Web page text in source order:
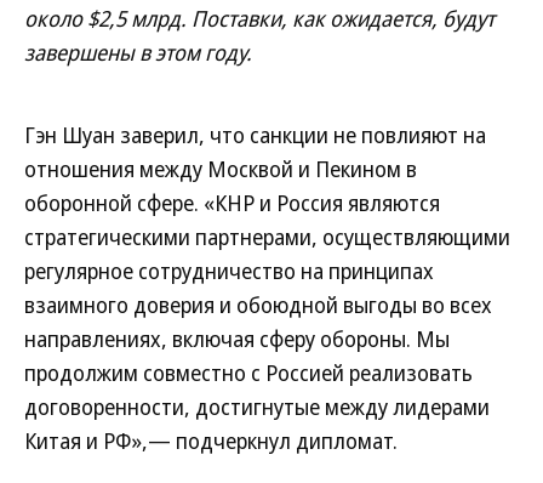
около $2,5 млрд. Поставки, как ожидается, будут
завершены в этом году.
Гэн Шуан заверил, что санкции не повлияют на
отношения между Москвой и Пекином в
оборонной сфере. «КНР и Россия являются
стратегическими партнерами, осуществляющими
регулярное сотрудничество на принципах
взаимного доверия и обоюдной выгоды во всех
направлениях, включая сферу обороны. Мы
продолжим совместно с Россией реализовать
договоренности, достигнутые между лидерами
Китая и РФ»,— подчеркнул дипломат.